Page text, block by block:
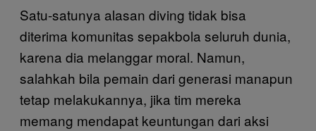
Satu-satunya alasan diving tidak bisa
diterima komunitas sepakbola seluruh dunia,
karena dia melanggar moral. Namun,
salahkah bila pemain dari generasi manapun
tetap melakukannya, jika tim mereka
memang mendapat keuntungan dari aksi